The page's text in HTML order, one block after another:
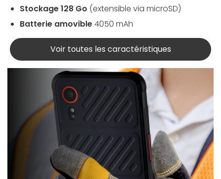
Stockage 128 Go (extensible via microSD)
Batterie amovible4050 mAh
Voir toutes les caractéristiques